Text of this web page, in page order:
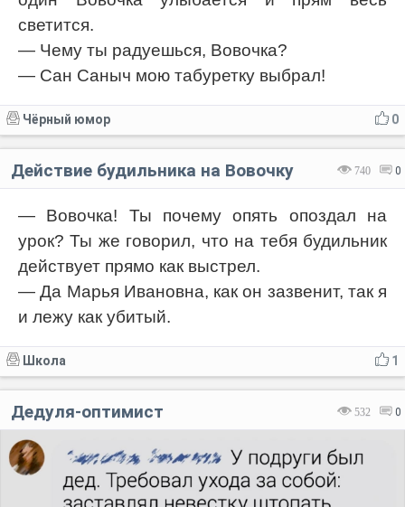
светится.
— Чему ты радуешься, Вовочка?
— Сан Саныч мою табуретку выбрал!
0
Чёрный юмор
740 0
Действие будильника на Вовочку
— Вовочка! Ты почему опять опоздал на
урок? Ты же говорил, что на тебя будильник
действует прямо как выстрел.
— Да Марья Ивановна, как он зазвенит, так я
и лежу как убитый.
1
Школа
532 0
Дедуля-оптимист